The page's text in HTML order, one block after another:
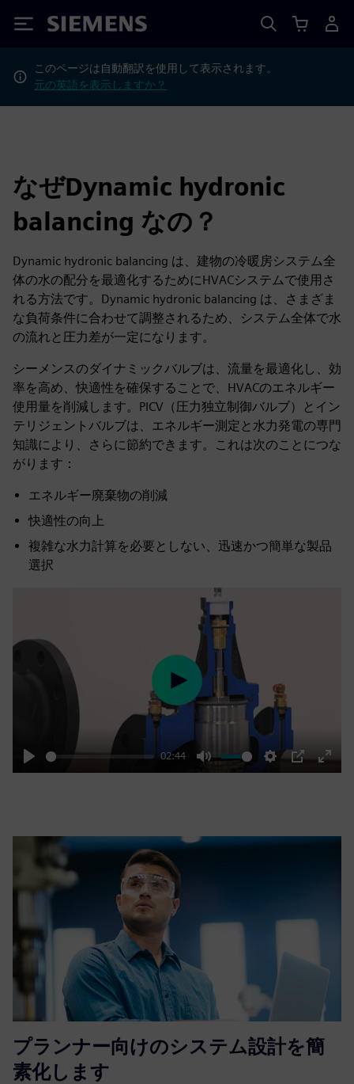
Siemens
このページは自動翻訳を使用して表示されます。
元の英語を表示しますか？
なぜDynamic hydronic
balancing なの？
Dynamic hydronic balancing は、建物の冷暖房システム全
体の水の配分を最適化するためにHVACシステムで使用さ
れる方法です。Dynamic hydronic balancing は、さまざま
な負荷条件に合わせて調整されるため、システム全体で水
の流れと圧力差が一定になります。
シーメンスのダイナミックバルブは、流量を最適化し、効
率を高め、快適性を確保することで、HVACのエネルギー
使用量を削減します。PICV（圧力独立制御バルブ）とイン
テリジェントバルブは、エネルギー測定と水力発電の専門
知識により、さらに節約できます。これは次のことにつな
がります：
エネルギー廃棄物の削減
快適性の向上
複雑な水力計算を必要としない、迅速かつ簡単な製品
選択
Play
02:44
Mute Settings
PIP
Enter
Play
プランナー向けのシステム設計を簡
素化します